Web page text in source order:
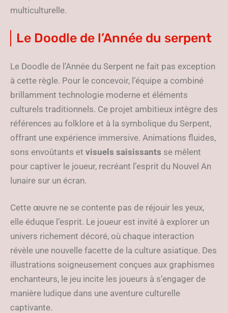
multiculturelle.
Le Doodle de l’Année du serpent
Le Doodle de l’Année du Serpent ne fait pas exception
à cette règle. Pour le concevoir, l’équipe a combiné
brillamment technologie moderne et éléments
culturels traditionnels. Ce projet ambitieux intègre des
références au folklore et à la symbolique du Serpent,
offrant une expérience immersive. Animations fluides,
sons envoûtants et visuels saisissants se mêlent
pour captiver le joueur, recréant l’esprit du Nouvel An
lunaire sur un écran.
Cette œuvre ne se contente pas de réjouir les yeux,
elle éduque l’esprit. Le joueur est invité à explorer un
univers richement décoré, où chaque interaction
révèle une nouvelle facette de la culture asiatique. Des
illustrations soigneusement conçues aux graphismes
enchanteurs, le jeu incite les joueurs à s’engager de
manière ludique dans une aventure culturelle
captivante.